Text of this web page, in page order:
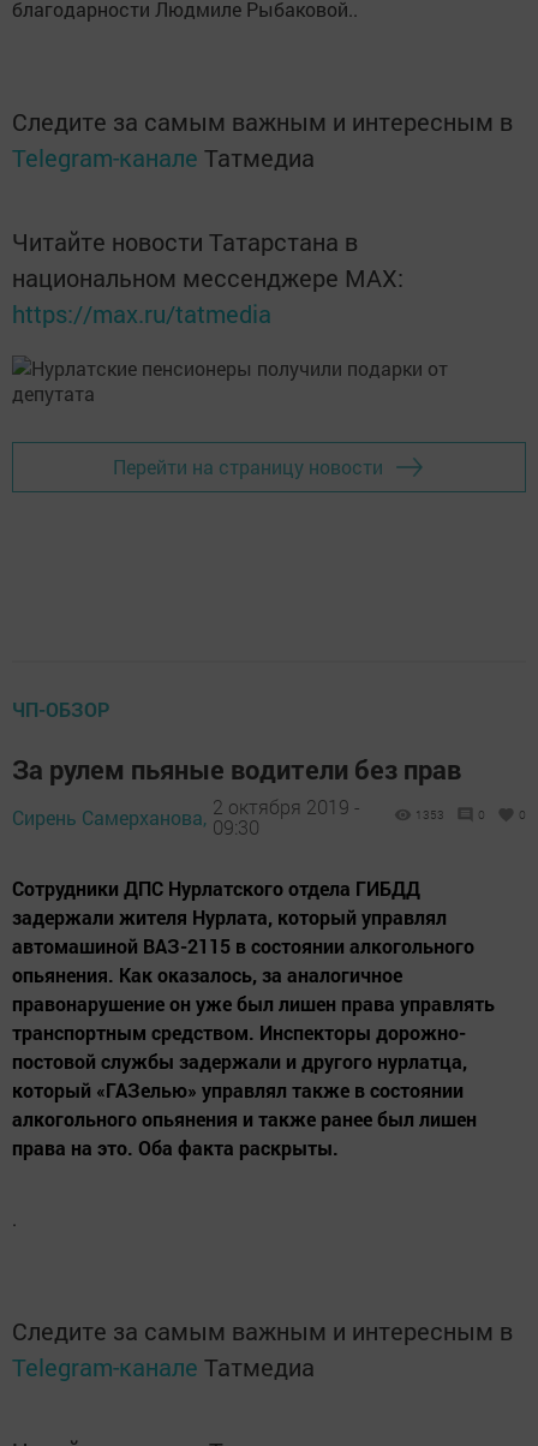
благодарности Людмиле Рыбаковой..
Следите за самым важным и интересным в
Telegram-канале Татмедиа
Читайте новости Татарстана в
национальном мессенджере MАХ:
https://max.ru/tatmedia
Перейти на страницу новости
ЧП-ОБЗОР
За рулем пьяные водители без прав
Сирень Самерханова, 2 октября 2019 -
09:30
1353 0 0
Сотрудники ДПС Нурлатского отдела ГИБДД
задержали жителя Нурлата, который управлял
автомашиной ВАЗ-2115 в состоянии алкогольного
опьянения. Как оказалось, за аналогичное
правонарушение он уже был лишен права управлять
транспортным средством. Инспекторы дорожно-
постовой службы задержали и другого нурлатца,
который «ГАЗелью» управлял также в состоянии
алкогольного опьянения и также ранее был лишен
права на это. Оба факта раскрыты.
.
Следите за самым важным и интересным в
Telegram-канале Татмедиа